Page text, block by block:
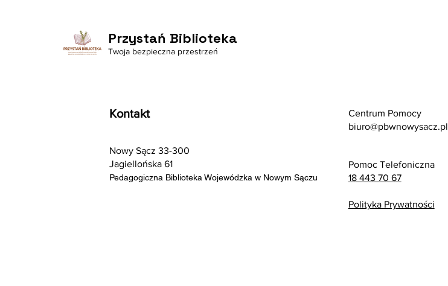
Przystań Biblioteka
Twoja bezpieczna przestrzeń
Kontakt
Nowy Sącz 33-300
Jagiellońska 61
Pedagogiczna Biblioteka Wojewódzka w Nowym Sączu
Centrum Pomocy
biuro@pbwnowysacz.pl
Pomoc Telefoniczna
18 443 70 67
Polityka Prywatności